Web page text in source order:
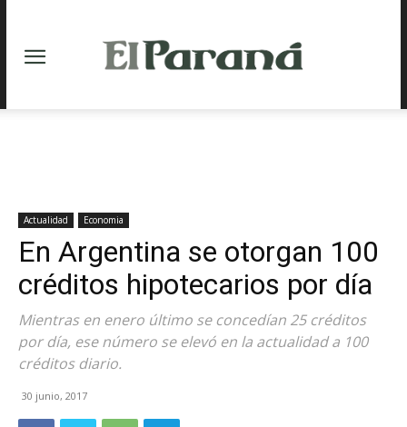
Actualidad Economia
En Argentina se otorgan 100
créditos hipotecarios por día
Mientras en enero último se concedían 25 créditos
por día, ese número se elevó en la actualidad a 100
créditos diario.
30 junio, 2017